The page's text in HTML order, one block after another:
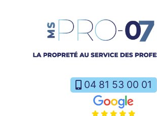
04 81 53 00 01